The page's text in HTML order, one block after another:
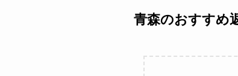
青森のおすすめ